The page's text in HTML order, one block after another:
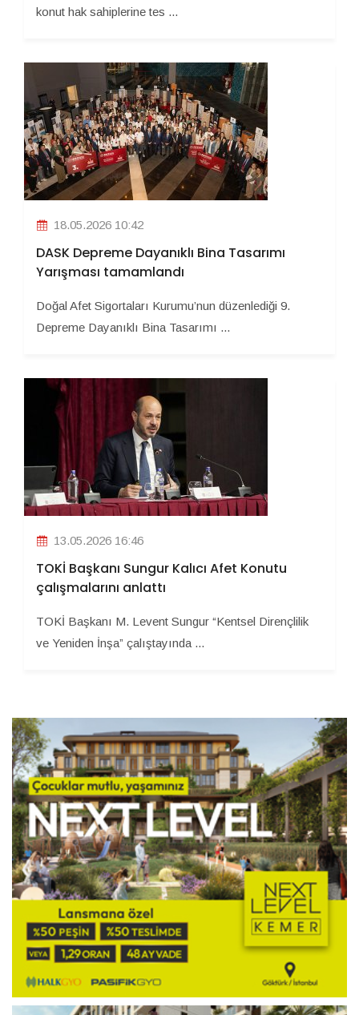
konut hak sahiplerine tes ...
18.05.2026 10:42
DASK Depreme Dayanıklı Bina Tasarımı
Yarışması tamamlandı
Doğal Afet Sigortaları Kurumu’nun düzenlediği 9.
Depreme Dayanıklı Bina Tasarımı ...
13.05.2026 16:46
TOKİ Başkanı Sungur Kalıcı Afet Konutu
çalışmalarını anlattı
TOKİ Başkanı M. Levent Sungur “Kentsel Dirençlilik
ve Yeniden İnşa” çalıştayında ...